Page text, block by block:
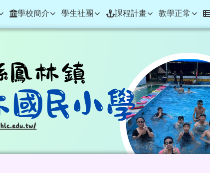
鎮鳳林國民小學
學校簡介 學生社團 課程計畫 教學正常